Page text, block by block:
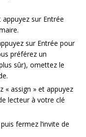
sur Entrée
sur Entrée pour
préférez un
sûr), omettez le
« assign » et appuyez
lecteur à votre clé
fermez l’invite de